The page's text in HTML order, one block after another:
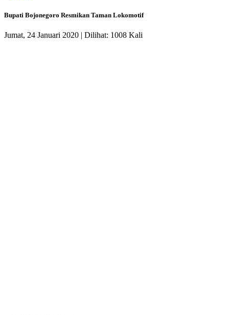
Bupati Bojonegoro Resmikan Taman Lokomotif
Jumat, 24 Januari 2020 | Dilihat: 1008 Kali